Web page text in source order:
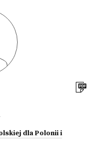
dla Polonii i